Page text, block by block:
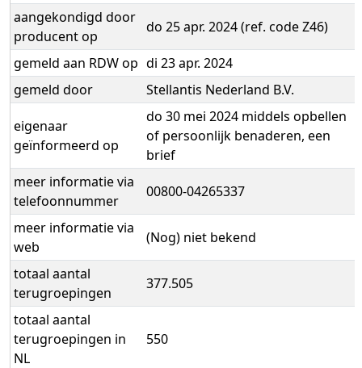
aangekondigd door
producent op
do 25 apr. 2024 (ref. code Z46)
gemeld aan RDW op di 23 apr. 2024
gemeld door
Stellantis Nederland B.V.
eigenaar
geïnformeerd op
do 30 mei 2024 middels opbellen
of persoonlijk benaderen, een
brief
meer informatie via
telefoonnummer
00800-04265337
meer informatie via
web
(Nog) niet bekend
totaal aantal
terugroepingen
377.505
totaal aantal
terugroepingen in
NL
550